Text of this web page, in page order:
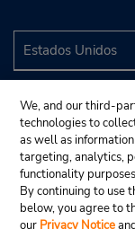
We, and our third-
technologies to
as well as
targeting, analytics,
functionality
By continuing to use
below, you agree to
our Privacy Notice